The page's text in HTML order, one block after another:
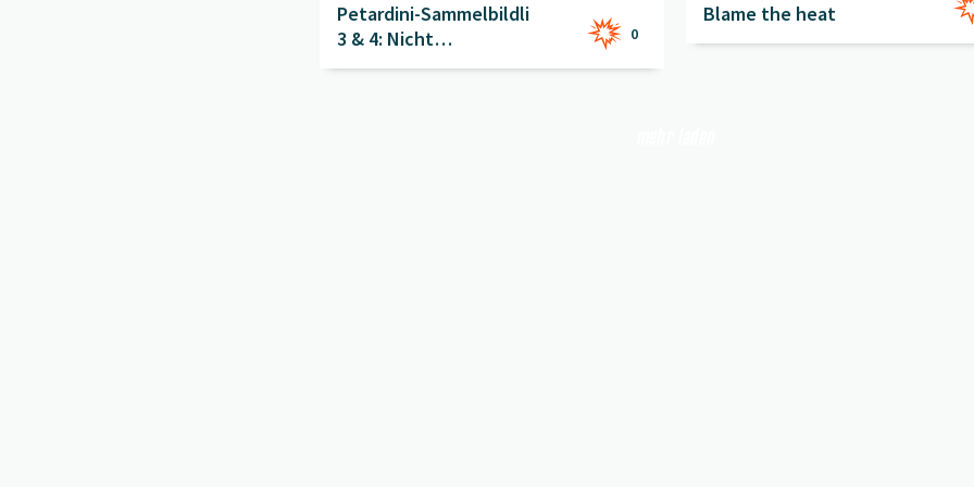
Petardini-Sammelbildli
3 & 4: Nicht
verwechseln!
0
Blame the heat